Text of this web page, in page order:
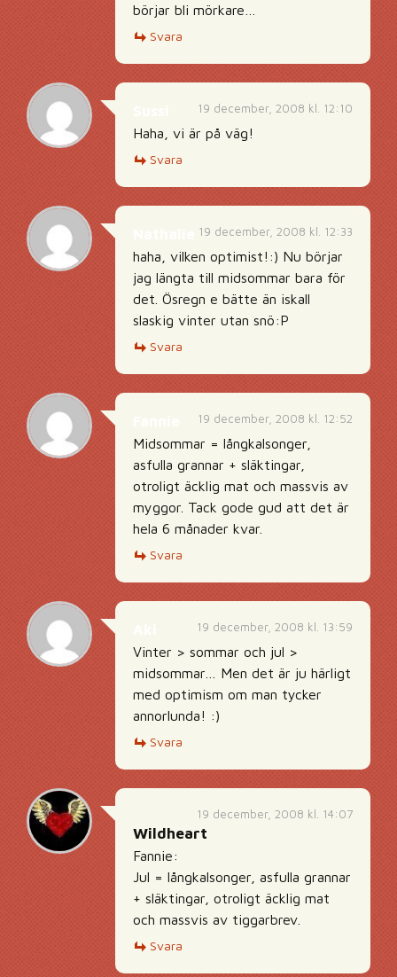
börjar bli mörkare…
Svara
19 december, 2008 kl. 12:10
Haha, vi är på väg!
Svara
19 december, 2008 kl. 12:33
haha, vilken optimist!:) Nu börjar
jag längta till midsommar bara för
det. Ösregn e bätte än iskall
slaskig vinter utan snö:P
Svara
19 december, 2008 kl. 12:52
Midsommar = långkalsonger,
asfulla grannar + släktingar,
otroligt äcklig mat och massvis av
myggor. Tack gode gud att det är
hela 6 månader kvar.
Svara
19 december, 2008 kl. 13:59
Vinter > sommar och jul >
midsommar… Men det är ju härligt
med optimism om man tycker
annorlunda! :)
Svara
19 december, 2008 kl. 14:07
Wildheart
Fannie:
Jul = långkalsonger, asfulla grannar
+ släktingar, otroligt äcklig mat
och massvis av tiggarbrev.
Svara